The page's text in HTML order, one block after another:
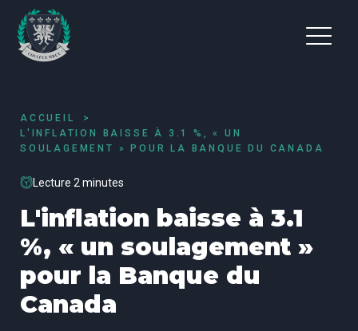
ACCUEIL
L'INFLATION BAISSE À 3.1 %, « UN
SOULAGEMENT » POUR LA BANQUE DU CANADA
Lecture 2 minutes
L'inflation baisse à 3.1
%, « un soulagement »
pour la Banque du
Canada